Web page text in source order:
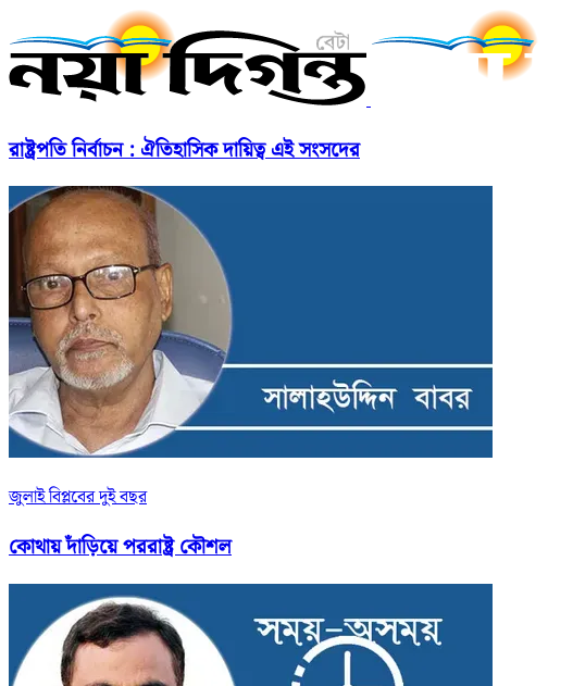
রাষ্ট্রপতি নির্বাচন : ঐতিহাসিক দায়িত্ব এই সংসদের
জুলাই বিপ্লবের দুই বছর
কোথায় দাঁড়িয়ে পররাষ্ট্র কৌশল